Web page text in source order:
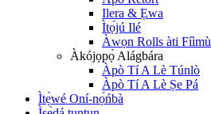
Ilera & Ẹwa
Ìtọ́jú Ilé
Àwọn Rolls àti Fíìmù
Àkójọpọ̀ Alágbára
Àpò Tí A Lè Túnlò
Àpò Tí A Lè Ṣe Pá
Ìtẹ̀wé Oní-nọ́ńbà